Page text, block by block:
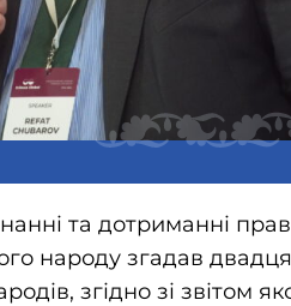
та дотриманні
народу згадав
згідно зі звітом